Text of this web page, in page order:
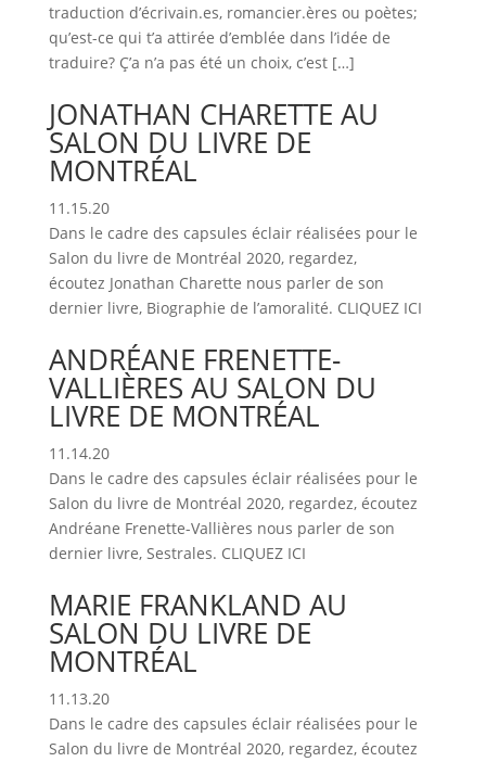
traduction d’écrivain.es, romancier.ères ou poètes;
qu’est-ce qui t’a attirée d’emblée dans l’idée de
traduire? Ç’a n’a pas été un choix, c’est […]
JONATHAN CHARETTE AU
SALON DU LIVRE DE
MONTRÉAL
11.15.20
Dans le cadre des capsules éclair réalisées pour le
Salon du livre de Montréal 2020, regardez,
écoutez Jonathan Charette nous parler de son
dernier livre, Biographie de l’amoralité. CLIQUEZ ICI
ANDRÉANE FRENETTE-
VALLIÈRES AU SALON DU
LIVRE DE MONTRÉAL
11.14.20
Dans le cadre des capsules éclair réalisées pour le
Salon du livre de Montréal 2020, regardez, écoutez
Andréane Frenette-Vallières nous parler de son
dernier livre, Sestrales. CLIQUEZ ICI
MARIE FRANKLAND AU
SALON DU LIVRE DE
MONTRÉAL
11.13.20
Dans le cadre des capsules éclair réalisées pour le
Salon du livre de Montréal 2020, regardez, écoutez